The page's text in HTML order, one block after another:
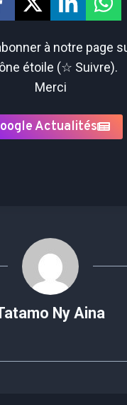
à notre page
étoile (☆ Suivre).
Merci
Actualités
Ny Aina